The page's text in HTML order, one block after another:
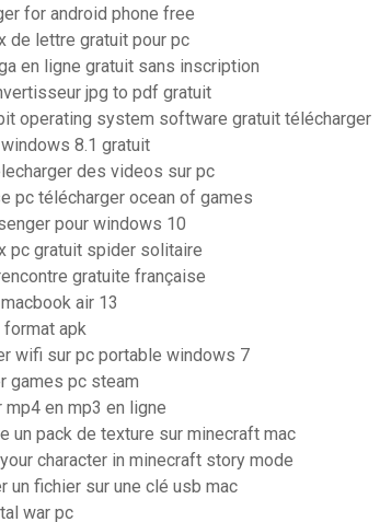
for android phone free
de lettre gratuit pour pc
en ligne gratuit sans inscription
jpg to pdf gratuit
operating system software gratuit télécharger
8.1 gratuit
des videos sur pc
pc télécharger ocean of games
pour windows 10
pc gratuit spider solitaire
gratuite française
air 13
apk
wifi sur pc portable windows 7
games pc steam
en mp3 en ligne
un pack de texture sur minecraft mac
character in minecraft story mode
un fichier sur une clé usb mac
war pc